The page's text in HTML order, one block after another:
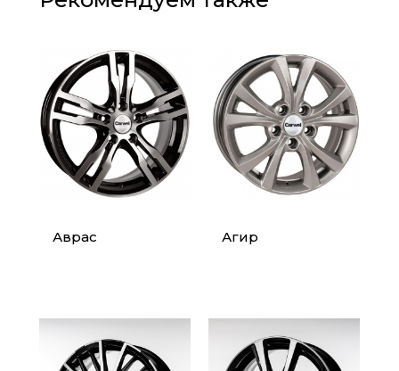
Аврас Агир